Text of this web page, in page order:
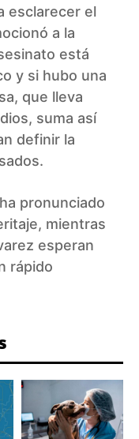
esclarecer el
a la
está
y si hubo una
que lleva
suma así
definir la
pronunciado
mientras
esperan
rápido